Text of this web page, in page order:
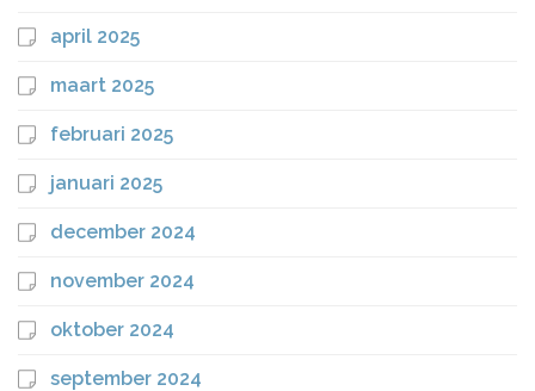
april 2025
maart 2025
februari 2025
januari 2025
december 2024
november 2024
oktober 2024
september 2024